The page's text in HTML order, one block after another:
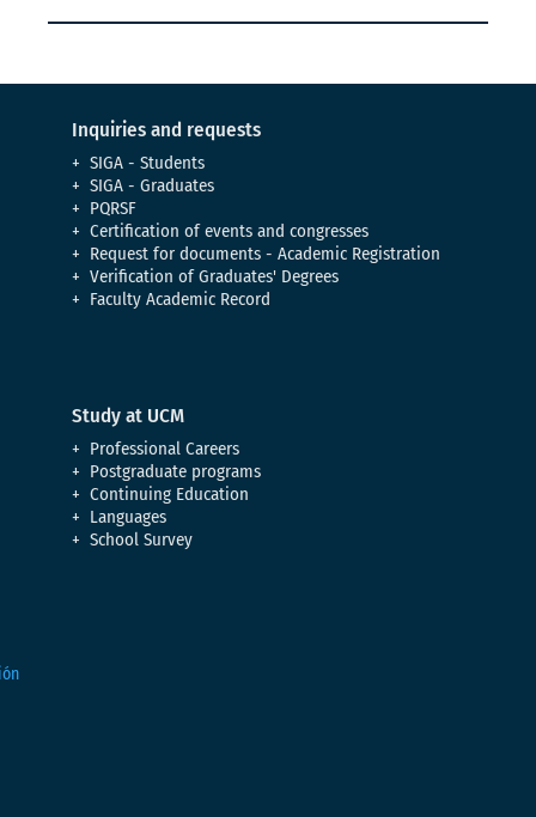
Inquiries and requests
SIGA - Students
SIGA - Graduates
PQRSF
Certification of events and congresses
Request for documents - Academic Registration
Verification of Graduates' Degrees
Faculty Academic Record
Study at UCM
Professional Careers
Postgraduate programs
Continuing Education
Languages
School Survey